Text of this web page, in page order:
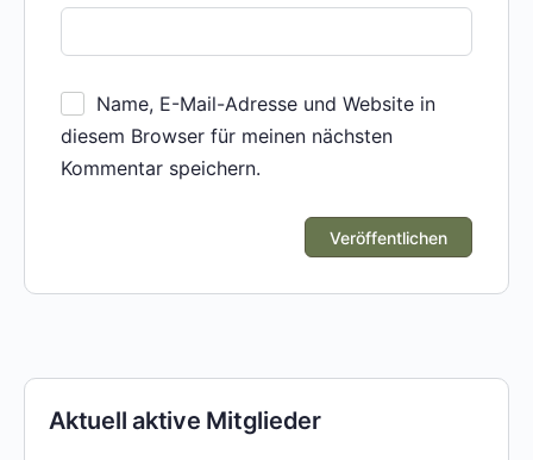
Name, E-Mail-Adresse und Website in
diesem Browser für meinen nächsten
Kommentar speichern.
Aktuell aktive Mitglieder